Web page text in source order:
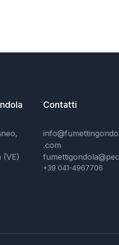
(VE)
Contatti
.com
+39 041-4967706